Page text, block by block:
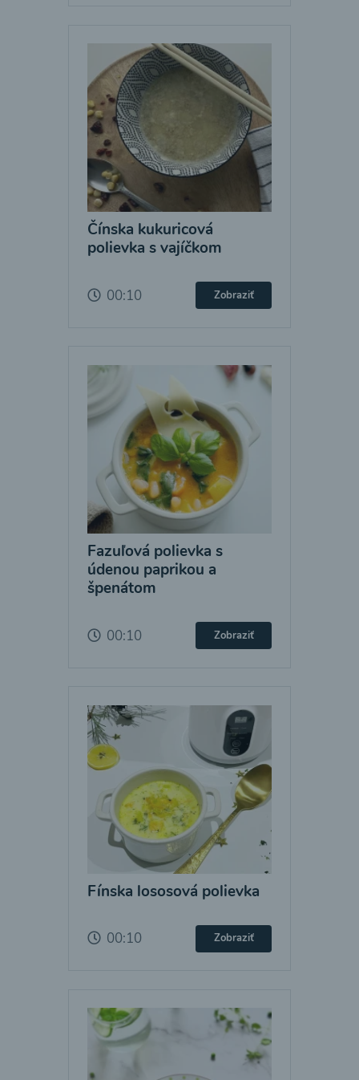
Čínska kukuricová
polievka s vajíčkom
00:10 Zobraziť
Fazuľová polievka s
údenou paprikou a
špenátom
00:10 Zobraziť
Fínska lososová polievka
00:10 Zobraziť